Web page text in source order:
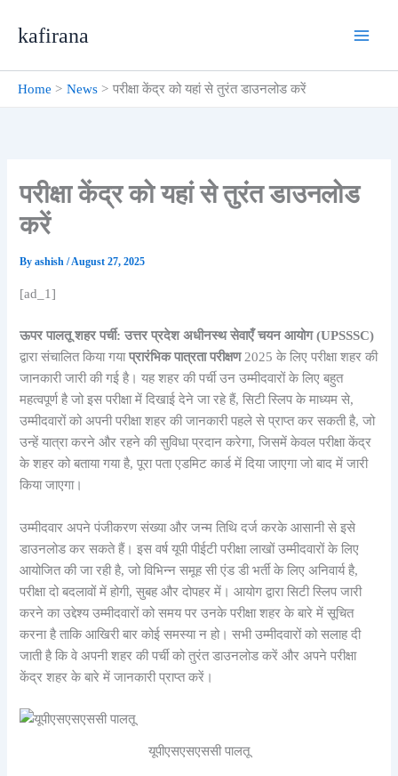
kafirana
Home News परीक्षा केंद्र को यहां से तुरंत डाउनलोड करें
परीक्षा केंद्र को यहां से तुरंत डाउनलोड
करें
Byashish/August 27, 2025
[ad_1]
ऊपर पालतू शहर पर्ची:उत्तर प्रदेश अधीनस्थ सेवाएँ चयन आयोग (UPSSSC)
द्वारा संचालित किया गयाप्रारंभिक पात्रता परीक्षण2025 के लिए परीक्षा शहर की
जानकारी जारी की गई है। यह शहर की पर्ची उन उम्मीदवारों के लिए बहुत
महत्वपूर्ण है जो इस परीक्षा में दिखाई देने जा रहे हैं, सिटी स्लिप के माध्यम से,
उम्मीदवारों को अपनी परीक्षा शहर की जानकारी पहले से प्राप्त कर सकती है, जो
उन्हें यात्रा करने और रहने की सुविधा प्रदान करेगा, जिसमें केवल परीक्षा केंद्र
के शहर को बताया गया है, पूरा पता एडमिट कार्ड में दिया जाएगा जो बाद में जारी
किया जाएगा।
उम्मीदवार अपने पंजीकरण संख्या और जन्म तिथि दर्ज करके आसानी से इसे
डाउनलोड कर सकते हैं। इस वर्ष यूपी पीईटी परीक्षा लाखों उम्मीदवारों के लिए
आयोजित की जा रही है, जो विभिन्न समूह सी एंड डी भर्ती के लिए अनिवार्य है,
परीक्षा दो बदलावों में होगी, सुबह और दोपहर में। आयोग द्वारा सिटी स्लिप जारी
करने का उद्देश्य उम्मीदवारों को समय पर उनके परीक्षा शहर के बारे में सूचित
करना है ताकि आखिरी बार कोई समस्या न हो। सभी उम्मीदवारों को सलाह दी
जाती है कि वे अपनी शहर की पर्ची को तुरंत डाउनलोड करें और अपने परीक्षा
केंद्र शहर के बारे में जानकारी प्राप्त करें।
यूपीएसएसएससी पालतू